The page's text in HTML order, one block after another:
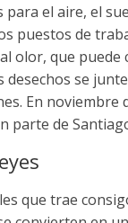
para el aire, el
puestos de
olor, que puede
desechos se
. En noviembre
parte de
que trae